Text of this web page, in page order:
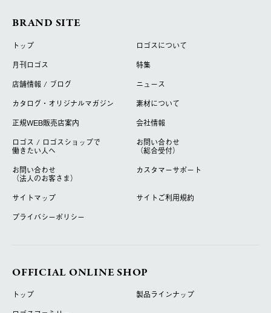
BRAND SITE
トップ
ロゴスについて
月刊ロゴス
特集
店舗情報 / ブログ
ニュース
カタログ・オリジナルマガジン
素材について
正規WEB販売店案内
会社情報
ロゴス / ロゴスショップで
働きたい人へ
お問い合わせ
（総合受付）
お問い合わせ
（法人のお客さま）
カスタマーサポート
サイトマップ
サイトご利用規約
プライバシーポリシー
OFFICIAL ONLINE SHOP
トップ
製品ラインナップ